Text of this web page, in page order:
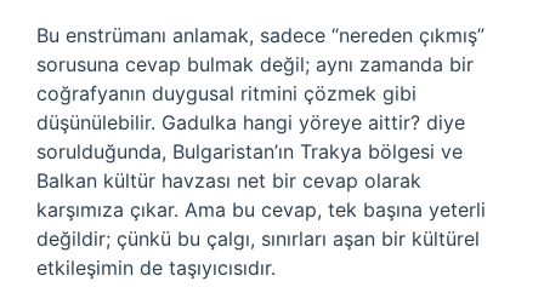
Bu enstrümanı anlamak, sadece “nereden çıkmış”
sorusuna cevap bulmak değil; aynı zamanda bir
coğrafyanın duygusal ritmini çözmek gibi
düşünülebilir. Gadulka hangi yöreye aittir? diye
sorulduğunda, Bulgaristan’ın Trakya bölgesi ve
Balkan kültür havzası net bir cevap olarak
karşımıza çıkar. Ama bu cevap, tek başına yeterli
değildir; çünkü bu çalgı, sınırları aşan bir kültürel
etkileşimin de taşıyıcısıdır.